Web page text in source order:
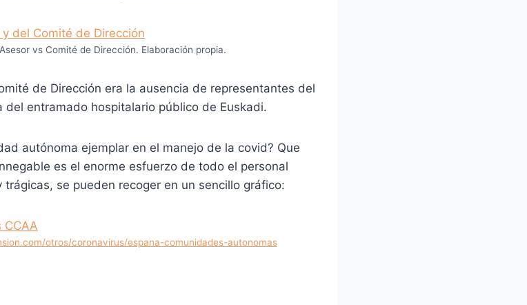
vs Comité de Dirección. Elaboración propia.
de Dirección era la ausencia de representantes del
del entramado hospitalario público de Euskadi.
autónoma ejemplar en el manejo de la covid? Que
es el enorme esfuerzo de todo el personal
se pueden recoger en un sencillo gráfico:
otros/coronavirus/espana-comunidades-autonomas